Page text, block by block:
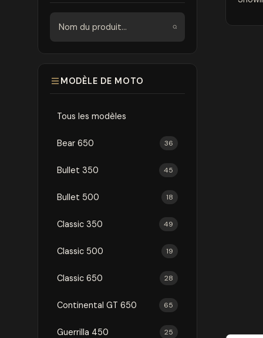
MODÈLE DE MOTO
Tous les modèles
Bear 650 36
Bullet 350 45
Bullet 500 18
Classic 350 49
Classic 500 19
Classic 650 28
Continental GT 650 65
Guerrilla 450 25